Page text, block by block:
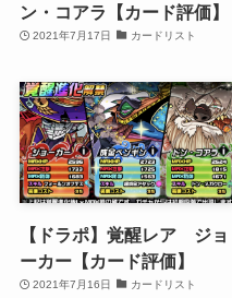
ン・コアラ【カード評価】
2021年7月17日 カードリスト
【ドラポ】覚醒レア ジョ
ーカー【カード評価】
2021年7月16日 カードリスト